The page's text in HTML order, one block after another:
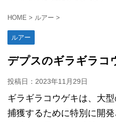
HOME > ルアー >
ルアー
デプスのギラギラコ
投稿日： 2023年11月29日
ギラギラコウゲキは、大
捕獲するために特別に開